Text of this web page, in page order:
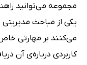
مجموعه می‌توانید
یکی از مباحث
می‌کنند بر مهارتی
کاربردی درباره‌ی آن